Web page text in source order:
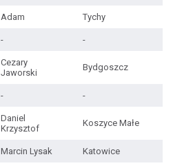
Adam Tychy
- -
Cezary
Jaworski
Bydgoszcz
- -
Daniel
Krzysztof
Koszyce Małe
Marcin Lysak Katowice